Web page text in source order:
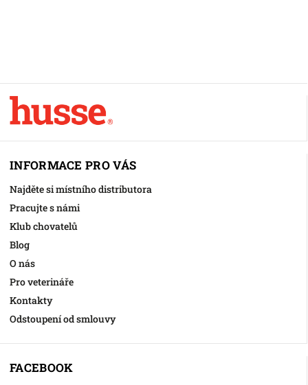
INFORMACE PRO VÁS
Najděte si místního distributora
Pracujte s námi
Klub chovatelů
Blog
O nás
Pro veterináře
Kontakty
Odstoupení od smlouvy
FACEBOOK